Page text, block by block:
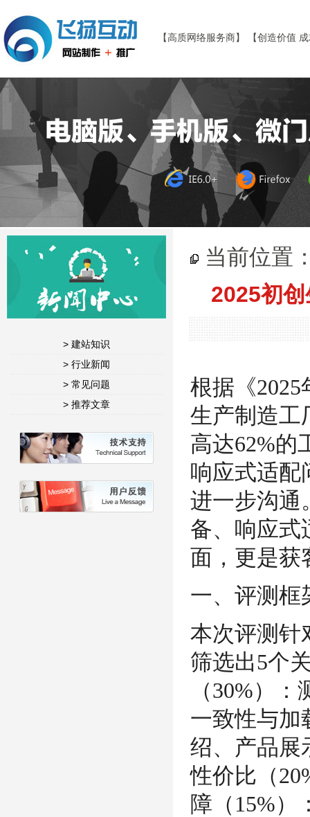
【高质网络服务商】 【创造价值
> 建站知识
> 行业新闻
> 常见问题
> 推荐文章
当前位置
2025初
根据《
生产制造工
高达62%的
响应式适
进一步沟通
备、响应式
面，更是获
一、评测框
本次评测针
筛选出5个
（30%）
一致性与加
绍、产品展
性价比（
障（15%）